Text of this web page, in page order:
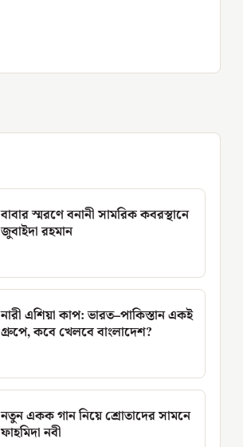
বাবার স্মরণে বনানী সামরিক কবরস্থানে
জুবাইদা রহমান
নারী এশিয়া কাপ: ভারত–পাকিস্তান একই
গ্রুপে, কবে খেলবে বাংলাদেশ?
নতুন একক গান নিয়ে শ্রোতাদের সামনে
ফাহমিদা নবী